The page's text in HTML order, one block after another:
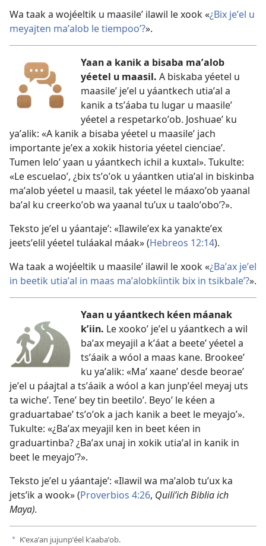
Wa taak a wojéeltik u maasileʼ ilawil le xook «¿Bix jeʼel u
meyajten maʼalob le tiempooʼ?».
Yaan a kanik a bisaba maʼalob
yéetel u maasil. A biskaba yéetel u
maasileʼ jeʼel u yáantkech utiaʼal a
kanik a tsʼáaba tu lugar u maasileʼ
yéetel a respetarkoʼob. Joshuaeʼ ku
yaʼalik: «A kanik a bisaba yéetel u maasileʼ jach
importante jeʼex a xokik historia yéetel cienciaeʼ.
Tumen leloʼ yaan u yáantkech ichil a kuxtal». Tukulte:
«Le escuelaoʼ, ¿bix tsʼoʼok u yáantken utiaʼal in biskinba
maʼalob yéetel u maasil, tak yéetel le máaxoʼob yaanal
baʼal ku creerkoʼob wa yaanal tuʼux u taaloʼoboʼ?».
Teksto jeʼel u yáantajeʼ: «Ilawileʼex ka yanakteʼex
jeetsʼelil yéetel tuláakal máak» (Hebreos 12:14).
Wa taak a wojéeltik u maasileʼ ilawil le xook «¿Baʼax jeʼel
in beetik utiaʼal in maas maʼalobkíintik bix in tsikbaleʼ?».
Yaan u yáantkech kéen máanak
kʼiin. Le xookoʼ jeʼel u yáantkech a wil
baʼax meyajil a kʼáat a beeteʼ yéetel a
tsʼáaik a wóol a maas kane. Brookeeʼ
ku yaʼalik: «Maʼ xaaneʼ desde beoraeʼ
jeʼel u páajtal a tsʼáaik a wóol a kan junpʼéel meyaj uts
ta wicheʼ. Teneʼ bey tin beetiloʼ. Beyoʼ le kéen a
graduartabaeʼ tsʼoʼok a jach kanik a beet le meyajoʼ».
Tukulte: «¿Baʼax meyajil ken in beet kéen in
graduartinba? ¿Baʼax unaj in xokik utiaʼal in kanik in
beet le meyajoʼ?».
Teksto jeʼel u yáantajeʼ: «Ilawil wa maʼalob tuʼux ka
jetsʼik a wook» (Proverbios 4:26, Quiliʼich Biblia ich
Maya).
a Kʼexaʼan jujunpʼéel kʼaabaʼob.